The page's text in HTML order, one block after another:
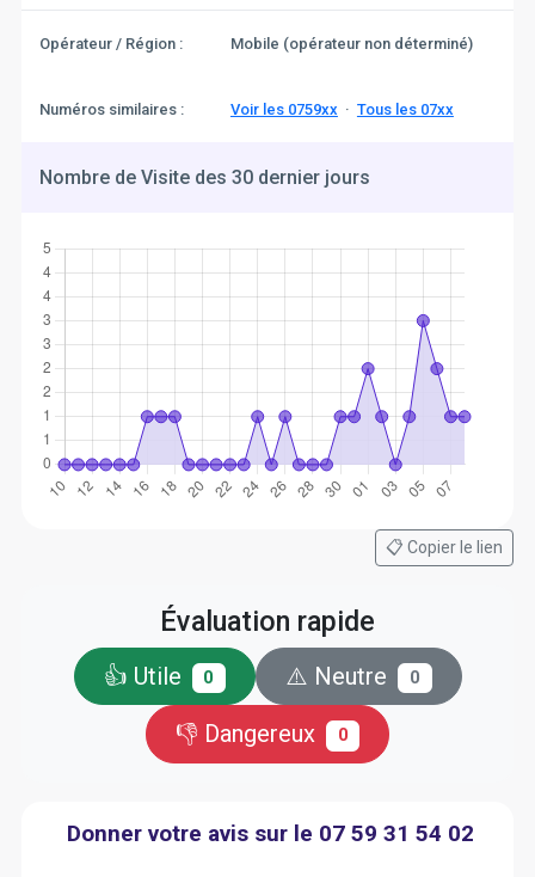
Opérateur / Région : Mobile (opérateur non déterminé)
Numéros similaires : Voir les 0759xx· Tous les 07xx
Nombre de Visite des 30 dernier jours
📋 Copier le lien
Évaluation rapide
👍 Utile 0 ⚠️ Neutre 0
👎 Dangereux 0
Donner votre avis sur le 07 59 31 54 02